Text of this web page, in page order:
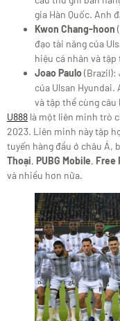
gia Hàn Quốc. Anh
Kwon Chang-hoon
đạo tài năng của
hiệu cá nhân và tập
Joao Paulo(Brazil):
của Ulsan
và tập thể cùng câu
U888 là một liên minh trò
2023. Liên minh này tập
tuyến hàng đầu ở châu Á,
Thoại, PUBG Mobile, Free
và nhiều hơn nữa.